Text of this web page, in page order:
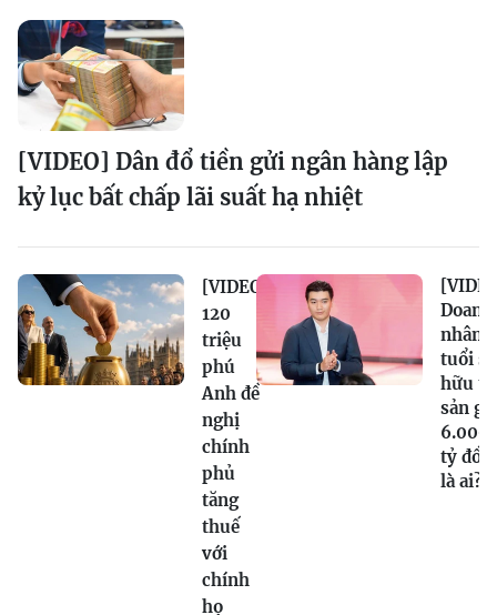
[VIDEO] Dân đổ tiền gửi ngân hàng lập
kỷ lục bất chấp lãi suất hạ nhiệt
[VIDEO]
120
triệu
phú
Anh đề
nghị
chính
phủ
tăng
thuế
với
chính
họ
Doanh
nhân
tuổi sở
hữu
sản
6.000
tỷ
là ai?